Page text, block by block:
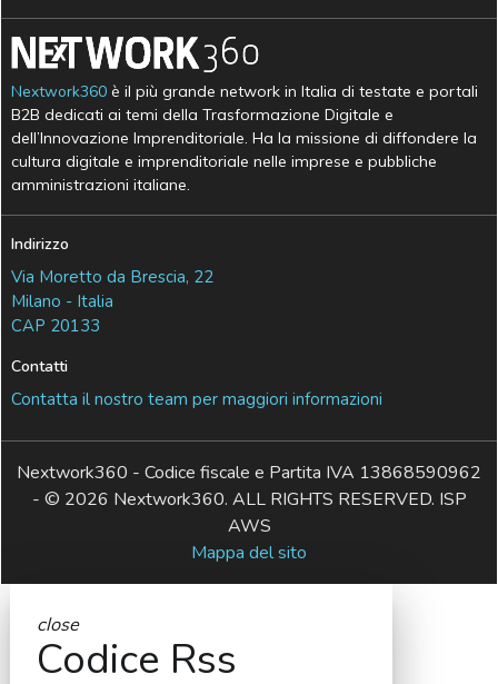
Nextwork360 è il più grande network in Italia di testate e portali
B2B dedicati ai temi della Trasformazione Digitale e
dell’Innovazione Imprenditoriale. Ha la missione di diffondere la
cultura digitale e imprenditoriale nelle imprese e pubbliche
amministrazioni italiane.
Indirizzo
Via Moretto da Brescia, 22
Milano - Italia
CAP 20133
Contatti
Contatta il nostro team per maggiori informazioni
Nextwork360 - Codice fiscale e Partita IVA 13868590962
- © 2026 Nextwork360. ALL RIGHTS RESERVED. ISP
AWS
Mappa del sito
close
Codice Rss